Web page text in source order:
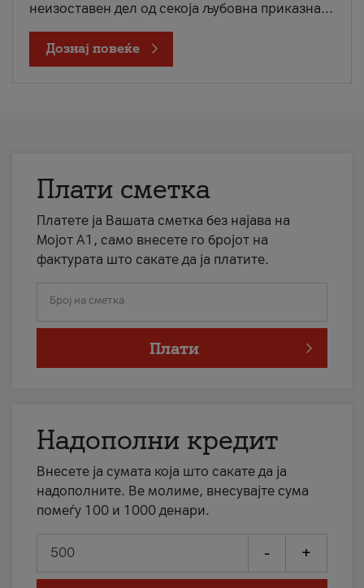
неизоставен дел од секоја љубовна приказна...
Дознај повеќе
Плати сметка
Платете ја Вашата сметка без најава на
Мојот А1, само внесете го бројот на
фактурата што сакате да ја платите.
Број на сметка
Плати
Надополни кредит
Внесете ја сумата која што сакате да ја
надополните. Ве молиме, внесувајте сума
помеѓу 100 и 1000 денари.
- +